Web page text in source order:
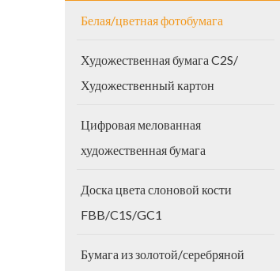
Белая/цветная фотобумага
Художественная бумага C2S/
Художественный картон
Цифровая мелованная
художественная бумага
Доска цвета слоновой кости
FBB/C1S/GC1
Бумага из золотой/серебряной